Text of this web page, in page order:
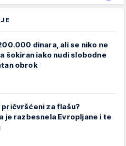
dinara, ali se niko ne
šokiran iako nudi slobodne
obrok
za flašu?
je razbesnela Evropljane i te